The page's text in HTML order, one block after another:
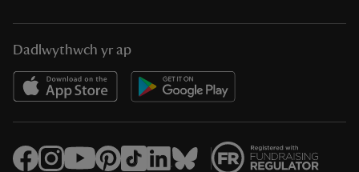
Dadlwythwch yr ap